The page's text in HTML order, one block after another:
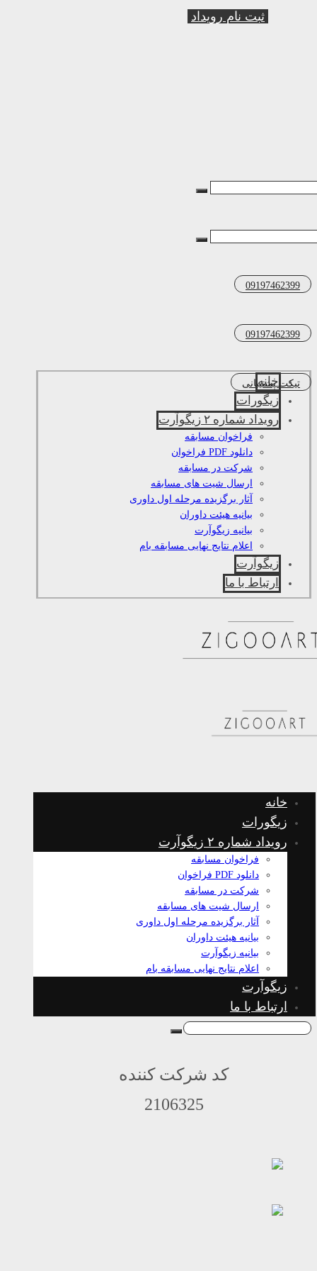
ثبت نام رویداد
09197462399
09197462399
تیکت پشتیبانی
خانه
زیگورات
رویداد شماره ۲ زیگوآرت
فراخوان مسابقه
دانلود PDF فراخوان
شرکت در مسابقه
ارسال شیت های مسابقه
آثار برگزیده مرحله اول داوری
بیانیه هیئت داوران
بیانیه زیگوآرت
اعلام نتایج نهایی مسابقه بام
زیگوآرت
ارتباط با ما
خانه
زیگورات
رویداد شماره ۲ زیگوآرت
فراخوان مسابقه
دانلود PDF فراخوان
شرکت در مسابقه
ارسال شیت های مسابقه
آثار برگزیده مرحله اول داوری
بیانیه هیئت داوران
بیانیه زیگوآرت
اعلام نتایج نهایی مسابقه بام
زیگوآرت
ارتباط با ما
کد شرکت کننده
2106325